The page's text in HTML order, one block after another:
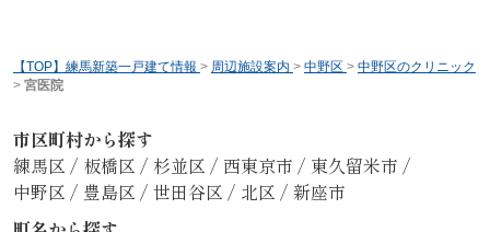
【TOP】練馬新築一戸建て情報 > 周辺施設案内 > 中野区 > 中野区のクリニック
> 宮医院
市区町村から探す
練馬区 / 板橋区 / 杉並区 / 西東京市 / 東久留米市 /
中野区 / 豊島区 / 世田谷区 / 北区 / 新座市